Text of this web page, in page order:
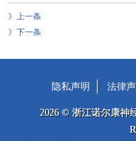
上一条
下一条
隐私声明 法律
2026 © 浙江诺尔康神